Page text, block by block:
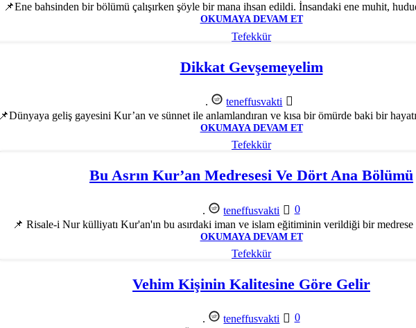
📌Ene bahsinden bir bölümü çalışırken şöyle bir mana ihsan edildi. İnsandaki ene muhit,
OKUMAYA DEVAM ET
Tefekkür
Dikkat Gevşemeyelim
.
teneffusvakti
📌Dünyaya geliş gayesini Kur’an ve sünnet ile anlamlandıran ve kısa bir ömürde baki bir
OKUMAYA DEVAM ET
Tefekkür
Bu Asrın Kur’an Medresesi Ve Dört Ana Bölümü
. teneffusvakti
0
📌 Risale-i Nur külliyatı Kur'an'ın bu asırdaki iman ve islam eğitiminin verildiği bir
OKUMAYA DEVAM ET
Tefekkür
Vehim Kişinin Kalitesine Göre Gelir
. teneffusvakti
0